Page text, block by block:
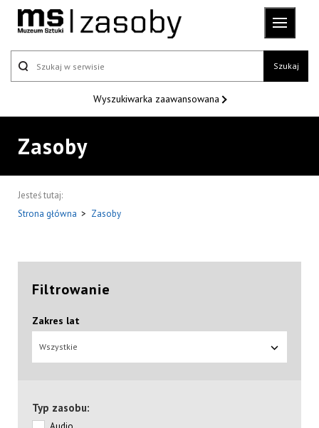
Szukaj
Wyszukiwarka zaawansowana
Zasoby
Jesteś tutaj:
Strona główna > Zasoby
Filtrowanie
Zakres lat
Wszystkie
Typ zasobu: